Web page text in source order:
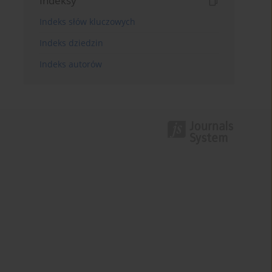
Indeks słów kluczowych
Indeks dziedzin
Indeks autorów